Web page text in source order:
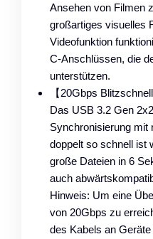
Ansehen von Filmen
großartiges visuelles
Videofunktion
C-Anschlüssen, die
unterstützen.
【20Gbps
Das USB 3.2 Gen
Synchronisierung mit
doppelt so schnell ist
große Dateien in 6
auch
Hinweis: Um eine
von 20Gbps zu
des Kabels an